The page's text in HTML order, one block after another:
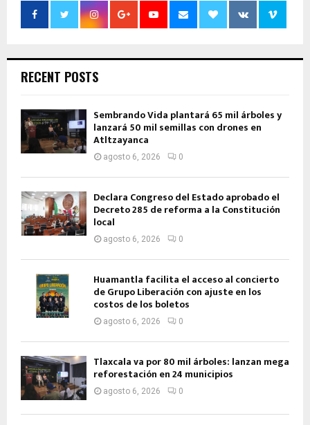
RECENT POSTS
Sembrando Vida plantará 65 mil árboles y
lanzará 50 mil semillas con drones en
Atltzayanca
agosto 6, 2026 0
Declara Congreso del Estado aprobado el
Decreto 285 de reforma a la Constitución
local
agosto 6, 2026 0
Huamantla facilita el acceso al concierto
de Grupo Liberación con ajuste en los
costos de los boletos
agosto 6, 2026 0
Tlaxcala va por 80 mil árboles: lanzan mega
reforestación en 24 municipios
agosto 6, 2026 0